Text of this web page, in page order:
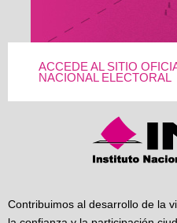
ACCEDE AL SITIO
NACIONAL ELECTORAL
Contribuimos al desarrollo de la